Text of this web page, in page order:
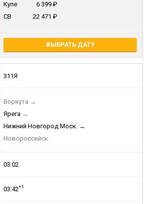
Купе
6 399
СВ
22 471
ВЫБРАТЬ ДАТУ
311Я
Воркута →
Ярега →
Нижний Новгород Моск. →
Новороссийск
03:02
03:42+1